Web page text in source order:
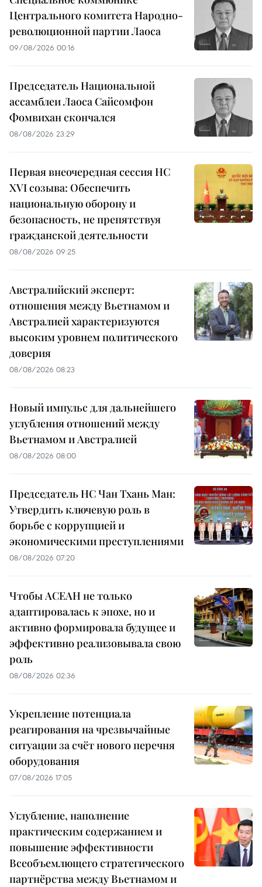
Центрального комитета Народно-
революционной партии Лаоса
09/08/2026 00:16
Председатель Национальной
ассамблеи Лаоса Сайсомфон
Фомвихан скончался
08/08/2026 23:29
Первая внеочередная сессия НС
XVI созыва: Обеспечить
национальную оборону и
безопасность, не препятствуя
гражданской деятельности
08/08/2026 09:25
Австралийский эксперт:
отношения между Вьетнамом и
Австралией характеризуются
высоким уровнем политического
доверия
08/08/2026 08:23
Новый импульс для дальнейшего
углубления отношений между
Вьетнамом и Австралией
08/08/2026 08:00
Председатель НС Чан Тхань Ман:
Утвердить ключевую роль в
борьбе с коррупцией и
экономическими преступлениями
08/08/2026 07:20
Чтобы АСЕАН не только
адаптировалась к эпохе, но и
активно формировала будущее и
эффективно реализовывала свою
роль
08/08/2026 02:36
Укрепление потенциала
реагирования на чрезвычайные
ситуации за счёт нового перечня
оборудования
07/08/2026 17:05
Углубление, наполнение
практическим содержанием и
повышение эффективности
Всеобъемлющего стратегического
партнёрства между Вьетнамом и